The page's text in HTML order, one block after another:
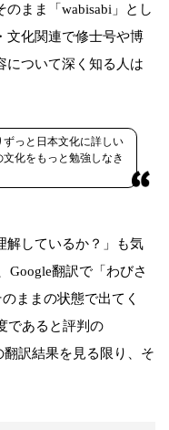
まま「wabisabi」とし
文化関連で修士号や博
について深く知る人は
っと日本文化に詳しい
化をもっと勉強しなき
解しているか？」も気
Google翻訳で「わびさ
ままの状態で出てく
であると評判の
翻訳結果を見る限り、そ